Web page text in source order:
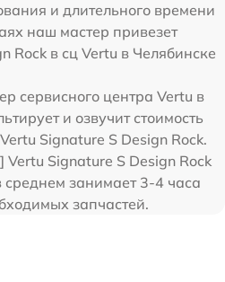
и длительного времени
наш мастер привезет
Rock в сц Vertu в Челябинске
сервисного центра Vertu в
и озвучит стоимость
Signature S Design Rock.
Signature S Design Rock
среднем занимает 3-4 часа
запчастей.